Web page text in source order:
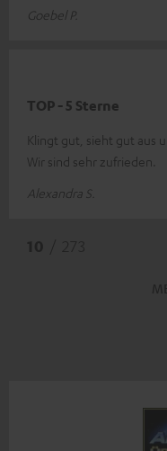
Goebel P.
TOP - 5 Sterne
Klingt gut, sieht gut aus
Wir sind sehr zufrieden.
Alexandra S.